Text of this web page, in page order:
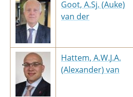
Goot, A.Sj. (Auke)
van der
Hattem, A.W.J.A.
(Alexander) van